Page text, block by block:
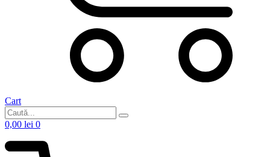
Cart
0,00 lei 0